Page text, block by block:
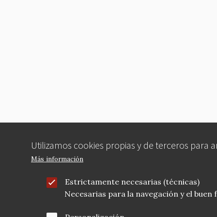
Utilizamos cookies propias y de terceros para
Más información
Estrictamente necesarias (técnicas)
Necesarias para la navegación y el